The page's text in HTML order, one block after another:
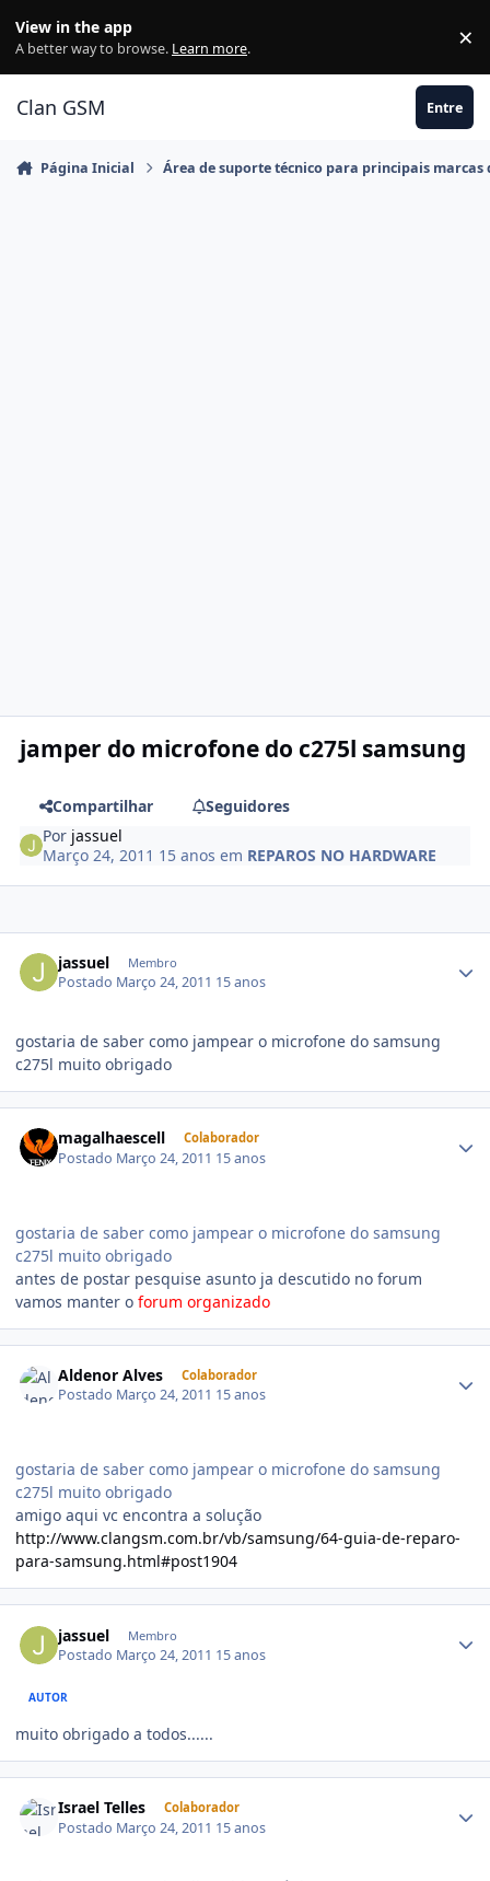
View in the app
A better way to browse. Learn more. ×
Clan GSM Entre
Página Inicial Área de suporte técnico para principais marcas
jamper do microfone do c275l samsung
Compartilhar
Seguidores
Por jassuel
Março 24, 2011 15 anos em REPAROS NO HARDWARE
jassuel Membro
Postado Março 24, 2011 15 anos
gostaria de saber como jampear o microfone do samsung
c275l muito obrigado
magalhaescell Colaborador
Postado Março 24, 2011 15 anos
gostaria de saber como jampear o microfone do samsung
c275l muito obrigado
antes de postar pesquise asunto ja descutido no forum
vamos manter o forum organizado
Aldenor Alves Colaborador
Postado Março 24, 2011 15 anos
gostaria de saber como jampear o microfone do samsung
c275l muito obrigado
amigo aqui vc encontra a solução
http://www.clangsm.com.br/vb/samsung/64-guia-de-reparo-
para-samsung.html#post1904
jassuel Membro
Postado Março 24, 2011 15 anos
AUTOR
muito obrigado a todos......
Israel Telles Colaborador
Postado Março 24, 2011 15 anos